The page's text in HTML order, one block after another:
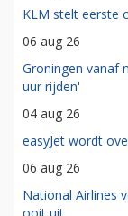
KLM stelt eerste
06 aug 26
Groningen vanaf
uur rijden'
04 aug 26
easyJet wordt
06 aug 26
National Airlines